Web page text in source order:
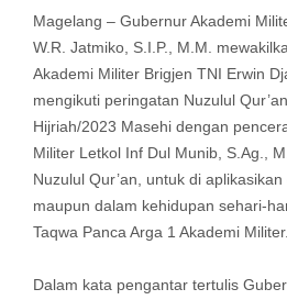
Magelang – Gubernur Akademi
W.R. Jatmiko, S.I.P., M.M.
Akademi Militer Brigjen TNI Erwin
mengikuti peringatan Nuzulul
Hijriah/2023 Masehi dengan
Militer Letkol Inf Dul Munib, S.Ag.,
Nuzulul Qur’an, untuk di
maupun dalam kehidupan sehari-
Taqwa Panca Arga 1 Akademi
Dalam kata pengantar tertulis